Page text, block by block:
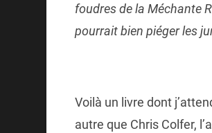
foudres de la Méchante
pourrait bien piéger les
Voilà un livre dont
autre que Chris Colfer,